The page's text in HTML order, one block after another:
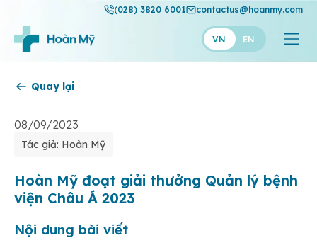
(028) 3820 6001 contactus@hoanmy.com
VN EN
Thuận Mỹ
Quay lại
08/09/2023
Tác giả: Hoàn Mỹ
Hoàn Mỹ đoạt giải thưởng Quản lý bệnh
viện Châu Á 2023
Nội dung bài viết